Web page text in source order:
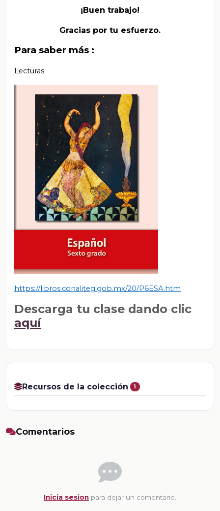
¡Buen trabajo!
Gracias por tu esfuerzo.
Para saber más :
Lecturas
https://libros.conaliteg.gob.mx/20/P6ESA.htm
Descarga tu clase dando clic
aquí
Recursos de la colección 1
Comentarios
Inicia sesion para dejar un comentario.